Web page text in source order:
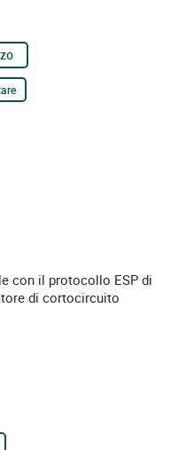
con il protocollo ESP di
di cortocircuito